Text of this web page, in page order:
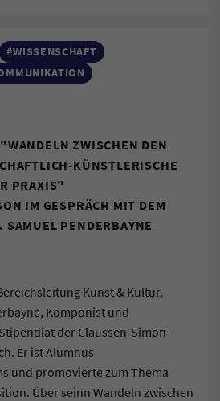
#WISSENSCHAFT
ZWISCHEN DEN
KÜNSTLERISCHE
PRAXIS"
IM GESPRÄCH MIT DEM
PENDERBAYNE
Kunst & Kultur,
Komponist und
der Claussen-Simon-
Er ist Alumnus
und promovierte zum Thema
Über seinn Wandeln zwischen